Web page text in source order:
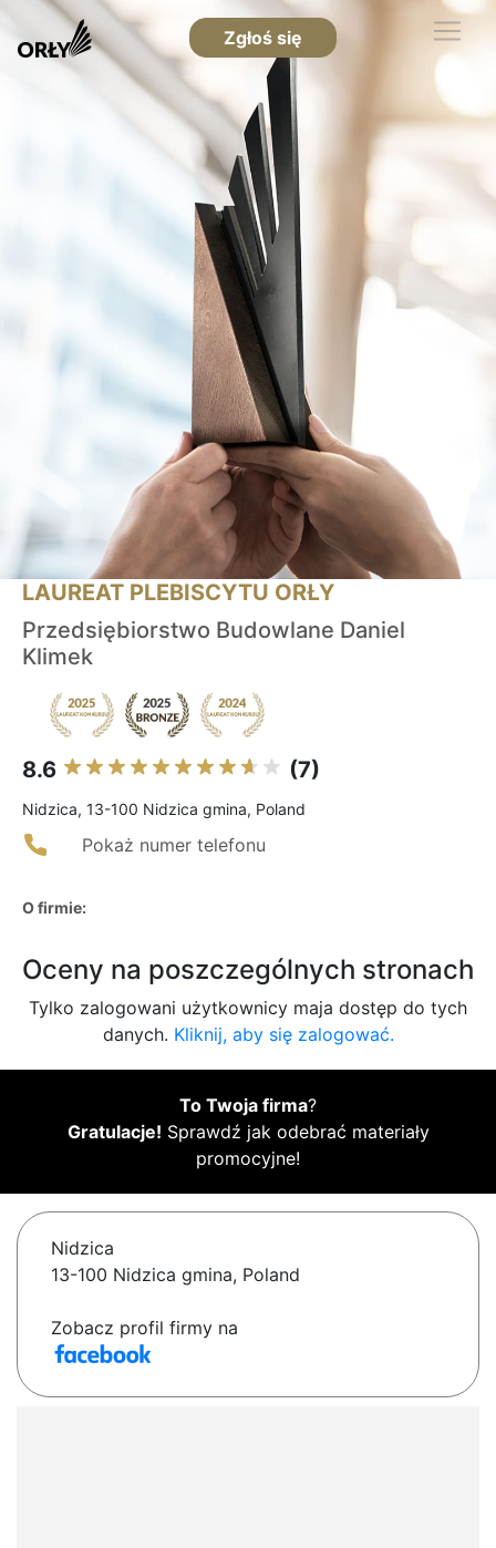
Zgłoś się
LAUREAT PLEBISCYTU ORŁY
Przedsiębiorstwo Budowlane Daniel
Klimek
8.6 (7)
Nidzica, 13-100 Nidzica gmina, Poland
Pokaż numer telefonu
O firmie:
Oceny na poszczególnych stronach
Tylko zalogowani użytkownicy maja dostęp do tych
danych. Kliknij, aby się zalogować.
To Twoja firma?
Gratulacje! Sprawdź jak odebrać materiały
promocyjne!
Nidzica
13-100 Nidzica gmina, Poland
Zobacz profil firmy na